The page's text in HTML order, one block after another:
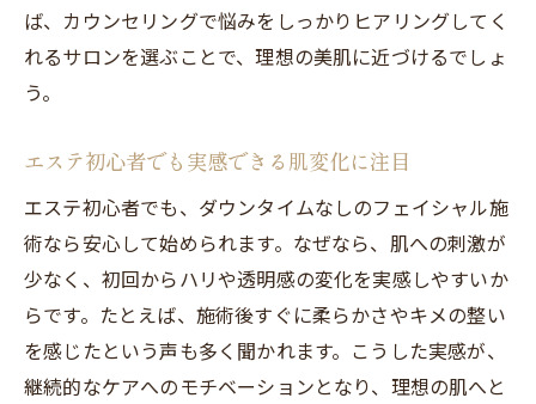
ば、カウンセリングで悩みをしっかりヒアリングしてく
れるサロンを選ぶことで、理想の美肌に近づけるでしょ
う。
エステ初心者でも実感できる肌変化に注目
エステ初心者でも、ダウンタイムなしのフェイシャル施
術なら安心して始められます。なぜなら、肌への刺激が
少なく、初回からハリや透明感の変化を実感しやすいか
らです。たとえば、施術後すぐに柔らかさやキメの整い
を感じたという声も多く聞かれます。こうした実感が、
継続的なケアへのモチベーションとなり、理想の肌へと